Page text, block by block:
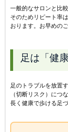
一般的なサロンと比
そのためリピート率
おります。お早めの
足は「健
足のトラブルを放置
（切断リスク）につ
長く健康で歩ける足